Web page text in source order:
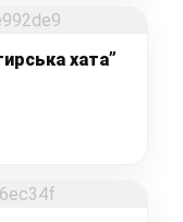
хата”